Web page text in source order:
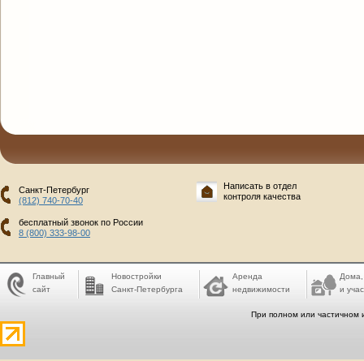
Санкт-Петербург
(812) 740-70-40
бесплатный звонок по России
8 (800) 333-98-00
Написать в отдел
контроля качества
Главный
сайт
Новостройки
Санкт-Петербурга
Аренда
недвижимости
Дома,
и
При полном или частичном